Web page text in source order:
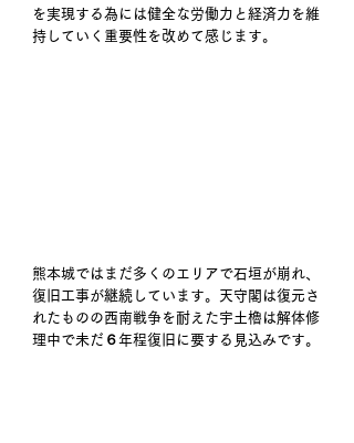
を実現する為には健全な労働力と経済力を維
持していく重要性を改めて感じます。
熊本城ではまだ多くのエリアで石垣が崩れ、
復旧工事が継続しています。天守閣は復元さ
れたものの西南戦争を耐えた宇土櫓は解体修
理中で未だ６年程復旧に要する見込みです。